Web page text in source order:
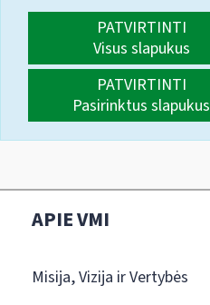
PATVIRTINTI
Visus slapukus
PATVIRTINTI
Pasirinktus slapukus
APIE VMI
Misija, Vizija ir Vertybės